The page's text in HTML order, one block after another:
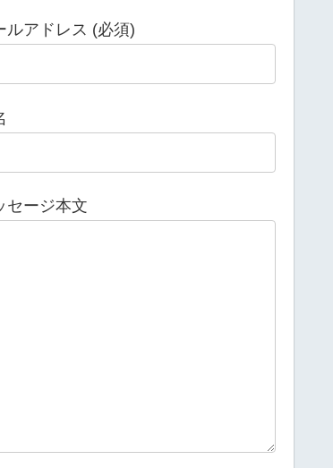
ルアドレス (必須)
セージ本文